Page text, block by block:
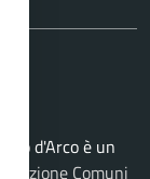
d'Arco è un
Soluzione Comuni